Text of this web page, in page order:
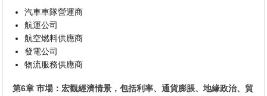
汽車車隊營運商
航運公司
航空燃料供應商
發電公司
物流服務供應商
第6章 市場：宏觀經濟情景，包括利率、通貨膨脹、地緣政治、貿